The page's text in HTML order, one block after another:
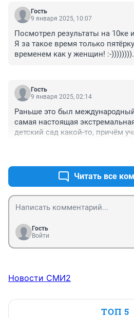
Гость
9 января 2025, 10:07
Посмотрел результаты на 10ке
Я за такое время только
временем как у женщин! :-))))))))
Гость
9 января 2025, 02:14
Раньше это был
самая настоящая
детский сад какой-то, причём
Читать все
Гость
Войти
Новости СМИ2
ТОП 5